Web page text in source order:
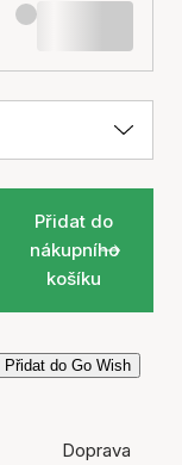
Přidat do
nákupního
košíku
Přidat do Go Wish
Doprava